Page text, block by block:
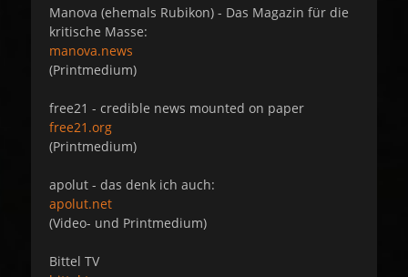
Manova (ehemals Rubikon) - Das Magazin für die
kritische Masse:
manova.news
(Printmedium)
free21 - credible news mounted on paper
free21.org
(Printmedium)
apolut - das denk ich auch:
apolut.net
(Video- und Printmedium)
Bittel TV